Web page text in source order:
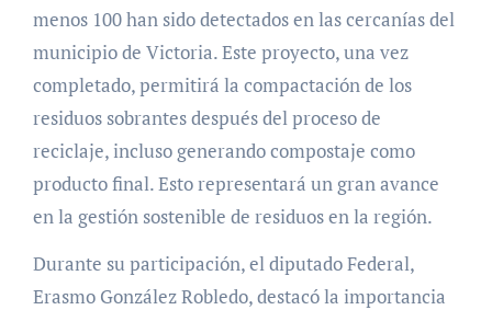
menos 100 han sido detectados en las cercanías del
municipio de Victoria. Este proyecto, una vez
completado, permitirá la compactación de los
residuos sobrantes después del proceso de
reciclaje, incluso generando compostaje como
producto final. Esto representará un gran avance
en la gestión sostenible de residuos en la región.
Durante su participación, el diputado Federal,
Erasmo González Robledo, destacó la importancia